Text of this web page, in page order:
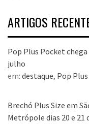
ARTIGOS
Pop Plus Pocket
julho
em: destaque, Pop
Brechó Plus Size em
Metrópole dias 20 e 21